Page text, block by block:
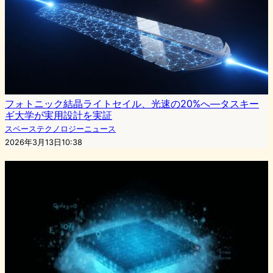
フォトニック結晶ライトセイル、光速の20%へ—タスキー
ギ大学が実用設計を実証
スペーステクノロジーニュース
2026年3月13日10:38